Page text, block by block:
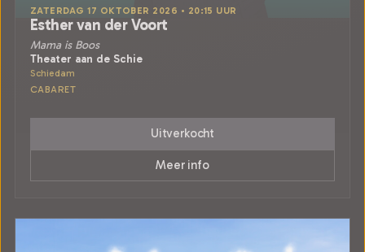
ZATERDAG 17 OKTOBER 2026 • 20:15 UUR
Esther van der Voort
Mama is Boos
Theater aan de Schie
Schiedam
CABARET
Uitverkocht
Meer info